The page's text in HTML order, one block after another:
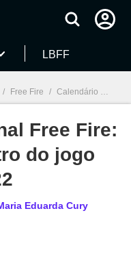
LBFF
/ Free Fire / Calendário Semanal Free Fire: veja eventos dentro do jogo em janeiro de 2022
Free Fire:
do jogo
Eduarda Cury